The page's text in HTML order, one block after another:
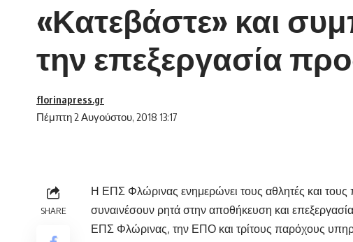
«Κατεβάστε» και
την επεξεργασία
Πέμπτη 2 Αυγούστου, 2018 13:17
florinapress.gr
SHARE
Η ΕΠΣ Φλώρινας ενημερώνει τους αθλητές και
συναινέσουν ρητά στην αποθήκευση και
ΕΠΣ Φλώρινας, την ΕΠΟ και τρίτους παρόχους